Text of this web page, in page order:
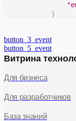
}
}
button_3_event
button_5_event
Витрина
Для бизнеса
Для разработчиков
База знаний